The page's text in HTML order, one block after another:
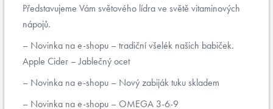
Představujeme Vám světového lídra ve světě vitaminových
nápojů.
Novinka na e-shopu – tradiční všelék našich babiček.
Apple Cider – Jablečný ocet
Novinka na e-shopu – Nový zabiják tuku skladem
Novinka na e-shopu – OMEGA 3-6-9